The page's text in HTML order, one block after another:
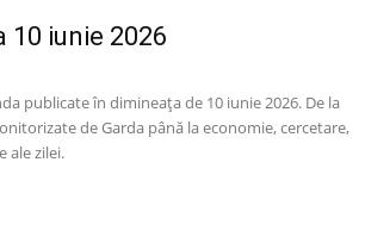
iunie 2026
publicate în dimineața de 10 iunie 2026. De la
de Garda până la economie, cercetare,
ale zilei.